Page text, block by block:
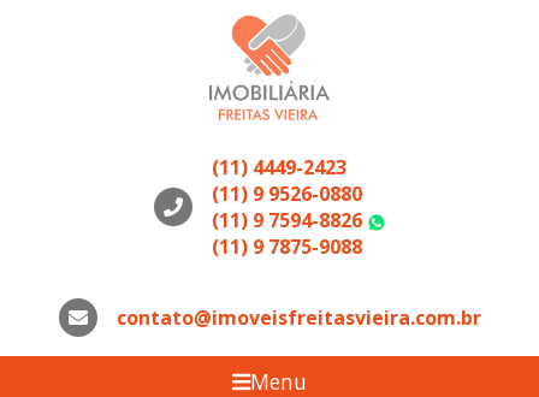
(11) 4449-2423
(11) 9 9526-0880
(11) 9 7594-8826
(11) 9 7875-9088
contato@imoveisfreitasvieira.com.br
Menu